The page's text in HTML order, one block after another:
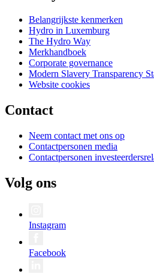
Belangrijkste kenmerken
Hydro in Luxemburg
The Hydro Way
Merkhandboek
Corporate governance
Modern Slavery Transparency
Website cookies
Contact
Neem contact met ons op
Contactpersonen media
Contactpersonen
Volg ons
Instagram
Facebook